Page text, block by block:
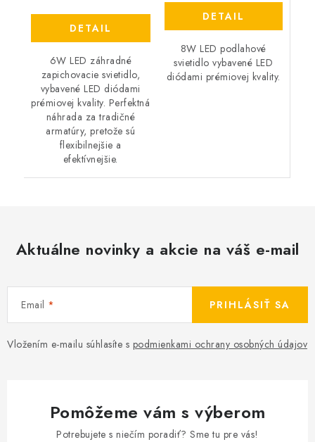
DETAIL
6W LED záhradné
zapichovacie svietidlo,
vybavené LED diódami
prémiovej kvality. Perfektná
náhrada za tradičné
armatúry, pretože sú
flexibilnejšie a
efektívnejšie.
DETAIL
8W LED podlahové
svietidlo vybavené LED
diódami prémiovej kvality.
Aktuálne novinky a akcie na váš e-mail
Email
Vložením e-mailu súhlasíte s podmienkami ochrany osobných údajov
PRIHLÁSIŤ SA
Pomôžeme vám s výberom
Potrebujete s niečím poradiť? Sme tu pre vás!